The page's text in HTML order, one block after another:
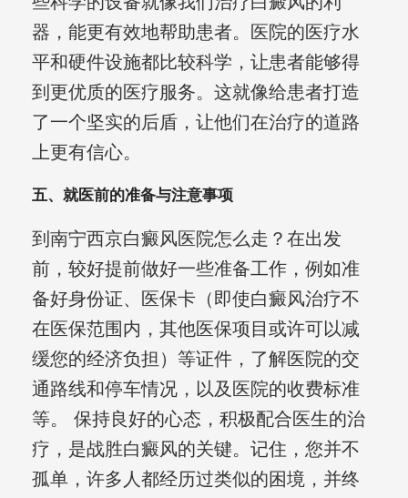
器，能更有效地帮助患者。医院的医疗水
平和硬件设施都比较科学，让患者能够得
到更优质的医疗服务。这就像给患者打造
了一个坚实的后盾，让他们在治疗的道路
上更有信心。
五、就医前的准备与注意事项
到南宁西京白癜风医院怎么走？在出发
前，较好提前做好一些准备工作，例如准
备好身份证、医保卡（即使白癜风治疗不
在医保范围内，其他医保项目或许可以减
缓您的经济负担）等证件，了解医院的交
通路线和停车情况，以及医院的收费标准
等。 保持良好的心态，积极配合医生的治
疗，是战胜白癜风的关键。记住，您并不
孤单，许多人都经历过类似的困境，并终